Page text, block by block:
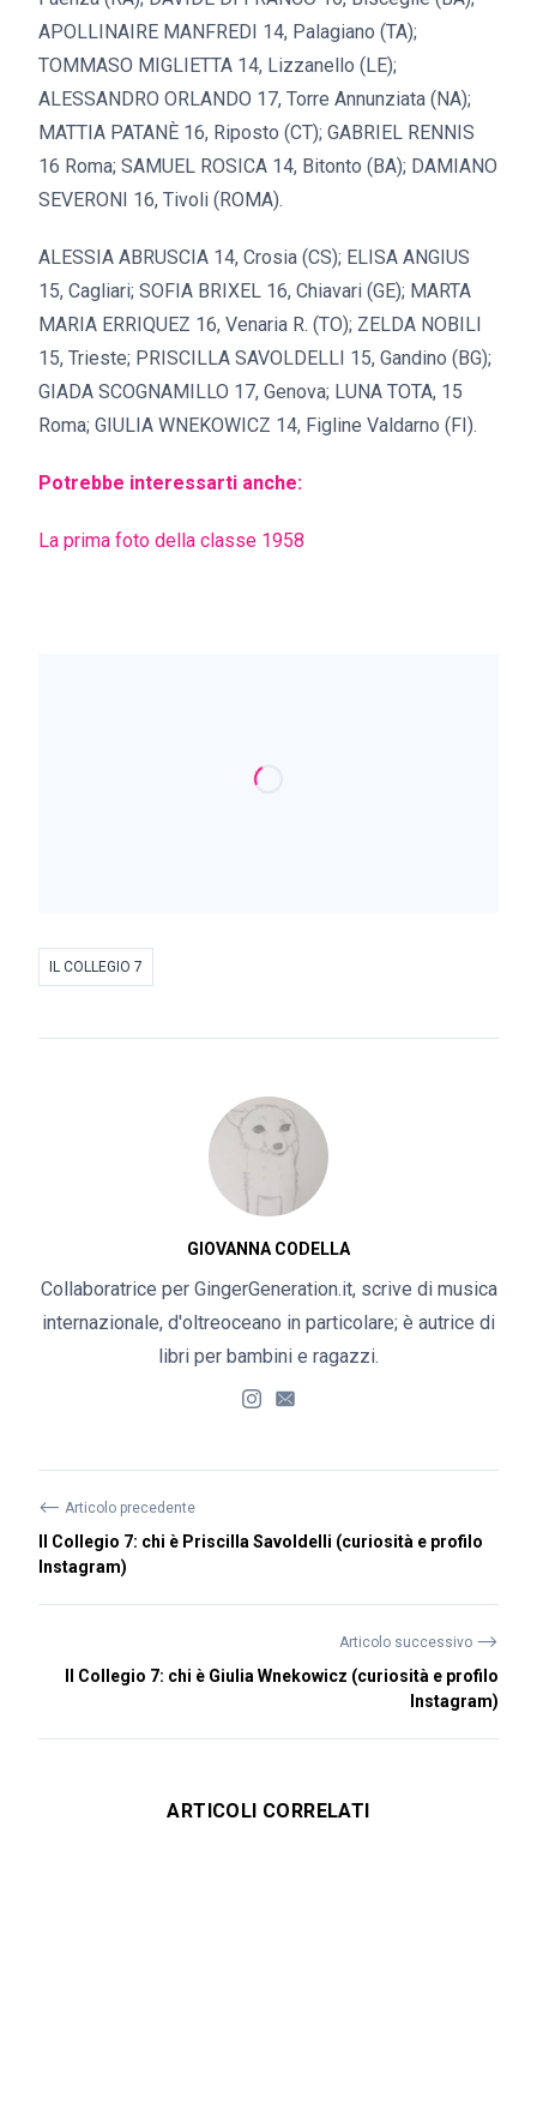
APOLLINAIRE MANFREDI 14, Palagiano (TA);
TOMMASO MIGLIETTA 14, Lizzanello (LE);
ALESSANDRO ORLANDO 17, Torre Annunziata (NA);
MATTIA PATANÈ 16, Riposto (CT); GABRIEL RENNIS
16 Roma; SAMUEL ROSICA 14, Bitonto (BA); DAMIANO
SEVERONI 16, Tivoli (ROMA).
ALESSIA ABRUSCIA 14, Crosia (CS); ELISA ANGIUS
15, Cagliari; SOFIA BRIXEL 16, Chiavari (GE); MARTA
MARIA ERRIQUEZ 16, Venaria R. (TO); ZELDA NOBILI
15, Trieste; PRISCILLA SAVOLDELLI 15, Gandino (BG);
GIADA SCOGNAMILLO 17, Genova; LUNA TOTA, 15
Roma; GIULIA WNEKOWICZ 14, Figline Valdarno (FI).
Potrebbe interessarti anche:
La prima foto della classe 1958
IL COLLEGIO 7
GIOVANNA CODELLA
Collaboratrice per GingerGeneration.it, scrive di musica
internazionale, d'oltreoceano in particolare; è autrice di
libri per bambini e ragazzi.
⟵ Articolo precedente
Il Collegio 7: chi è Priscilla Savoldelli (curiosità e profilo
Instagram)
Articolo successivo ⟶
Il Collegio 7: chi è Giulia Wnekowicz (curiosità e profilo
Instagram)
ARTICOLI CORRELATI